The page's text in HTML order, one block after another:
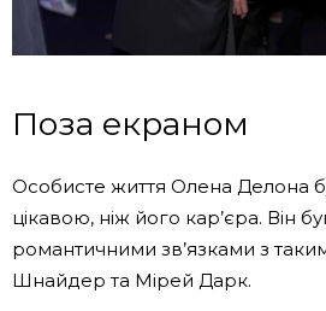
Поза екраном
Особисте життя Олена Делона
цікавою, ніж його кар’єра. Він
романтичними зв’язками з
Шнайдер та Мірей Дарк.